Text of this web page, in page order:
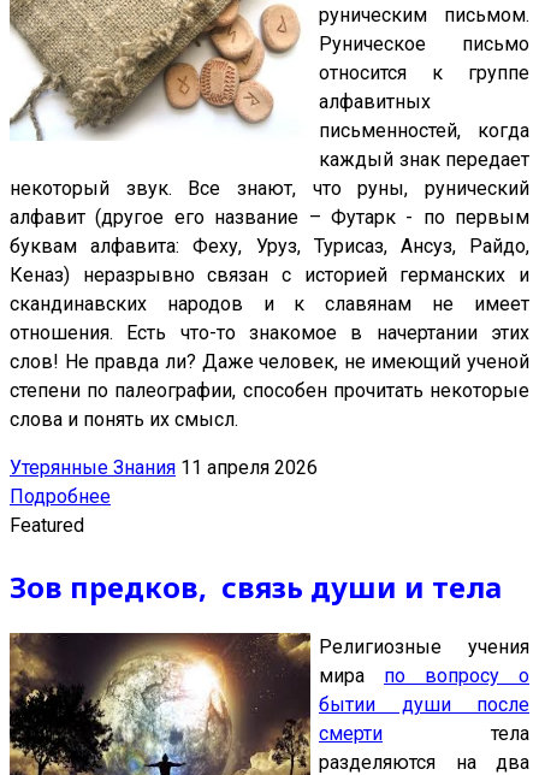
руническим письмом.
Руническое письмо
относится к группе
алфавитных
письменностей, когда
каждый знак передает
некоторый звук. Все знают, что руны, рунический
алфавит (другое его название – Футарк - по первым
буквам алфавита: Феху, Уруз, Турисаз, Ансуз, Райдо,
Кеназ) неразрывно связан с историей германских и
скандинавских народов и к славянам не имеет
отношения.
Есть что-то знакомое в начертании этих
слов! Не правда ли? Даже человек, не имеющий ученой
степени по палеографии, способен прочитать некоторые
слова и понять их смысл.
Утерянные Знания 11 апреля 2026
Подробнее
Featured
Зов предков, связь души и тела
Религиозные учения
мира по вопросу о
бытии души после
смерти тела
разделяются на два